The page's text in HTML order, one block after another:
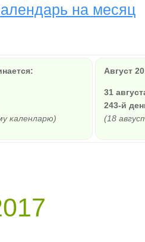
на месяц
каленларю)
Август
31
243-й
(18